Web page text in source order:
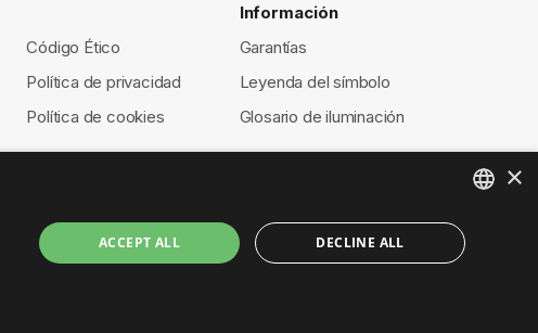
Código Ético
Política de privacidad
Política de cookies
Información
Garantías
Leyenda del símbolo
Glosario de iluminación
ENGLISH
×
ACCEPT ALL DECLINE ALL